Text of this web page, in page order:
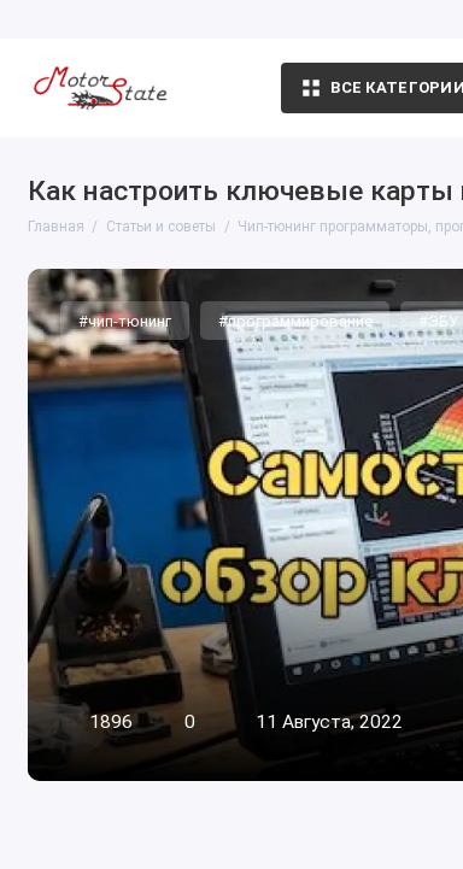
ВСЕ КАТЕГОРИИ
Как настроить ключевые карты
Главная Статьи и советы Чип-тюнинг программаторы,
#чип-тюнинг #программирование #ЭБУ
1896 0 11 Августа, 2022